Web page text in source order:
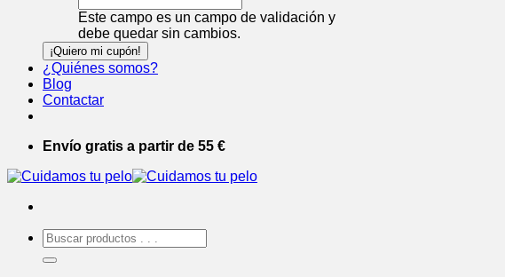
Este campo es un campo de validación y
debe quedar sin cambios.
¿Quiénes somos?
Blog
Contactar
Envío gratis a partir de 55 €
Buscar
por: